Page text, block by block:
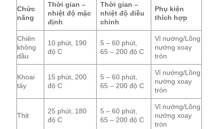
Chức
năng
Thời gian –
nhiệt độ mặc
định
Thời gian –
nhiệt độ điều
chỉnh
Phụ kiện
thích hợp
Chiên
không
dầu
10 phút, 190
độ C
5 – 60 phút,
65 – 200 độ C
Vỉ nướng/Lồng
nướng xoay
tròn
Khoai
tây
15 phút, 200
độ C
5 – 60 phút,
65 – 200 độ C
Vỉ nướng/Lồng
nướng xoay
tròn
Thịt
25 phút, 180
độ C
5 – 60 phút,
65 – 200 độ C
Vỉ nướng/Lồng
nướng xoay
tròn